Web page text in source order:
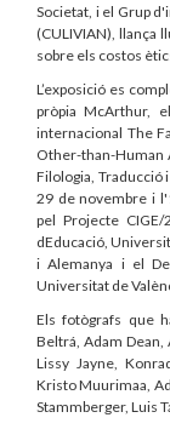
Societat, i el Grup
(CULIVIAN), llança
sobre els costos
L’exposició es
pròpia McArthur,
internacional The
Other-than-Human
Filologia, Traducció
29 de novembre i
pel Projecte
dEducació,
i Alemanya i el
Universitat de
Els fotògrafs que
Beltrá, Adam
Lissy Jayne,
Kristo Muurimaa,
Stammberger, Luis